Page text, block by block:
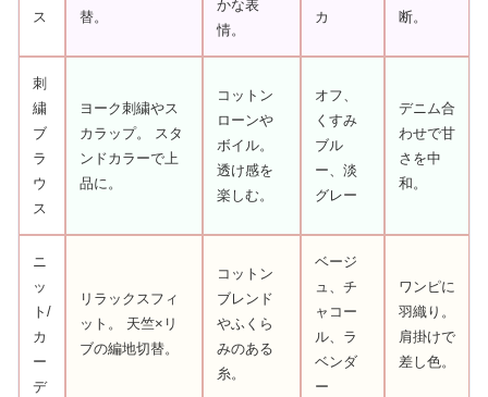
ス
替。
かな表
情。
カ
断。
刺
繍
ブ
ラ
ウ
ス
ヨーク刺繍やス
カラップ。 スタ
ンドカラーで上
品に。
コットン
ローンや
ボイル。
透け感を
楽しむ。
オフ、
くすみ
ブル
ー、淡
グレー
デニム合
わせで甘
さを中
和。
ニ
ッ
ト/
カ
ー
デ
リラックスフィ
ット。 天竺×リ
ブの編地切替。
コットン
ブレンド
やふくら
みのある
糸。
ベージ
ュ、チ
ャコー
ル、ラ
ベンダ
ー
ワンピに
羽織り。
肩掛けで
差し色。